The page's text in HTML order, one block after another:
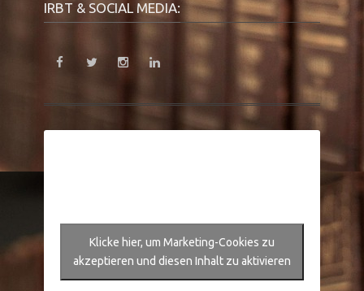
IRBT & SOCIAL MEDIA:
Klicke hier, um Marketing-Cookies zu
akzeptieren und diesen Inhalt zu aktivieren